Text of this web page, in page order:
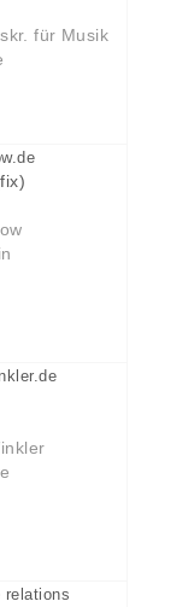
für Musik
relations